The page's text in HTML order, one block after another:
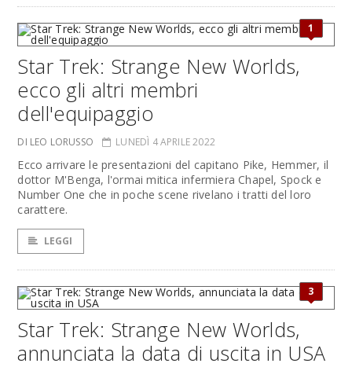
1
Star Trek: Strange New Worlds,
ecco gli altri membri
dell'equipaggio
DI LEO LORUSSO LUNEDÌ 4 APRILE 2022
Ecco arrivare le presentazioni del capitano Pike, Hemmer, il
dottor M'Benga, l'ormai mitica infermiera Chapel, Spock e
Number One che in poche scene rivelano i tratti del loro
carattere.
LEGGI
3
Star Trek: Strange New Worlds,
annunciata la data di uscita in USA